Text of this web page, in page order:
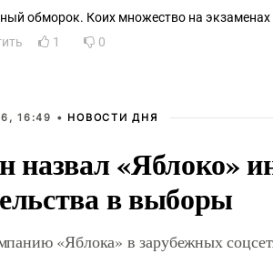
обморок. Коих множество на экзаменах
1 0
16:49 • НОВОСТИ ДНЯ
назвал «Яблоко»
в выборы
«Яблока» в зарубежных